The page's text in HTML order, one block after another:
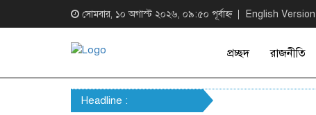
সোমবার, ১০ অগাস্ট ২০২৬, ০৯:৫০ পূর্বাহ্ন English Version
প্রচ্ছদ রাজনীতি
Headline :